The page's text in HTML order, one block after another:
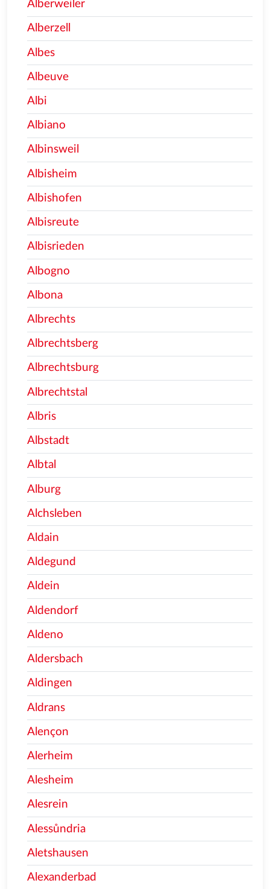
Alberweiler
Alberzell
Albes
Albeuve
Albi
Albiano
Albinsweil
Albisheim
Albishofen
Albisreute
Albisrieden
Albogno
Albona
Albrechts
Albrechtsberg
Albrechtsburg
Albrechtstal
Albris
Albstadt
Albtal
Alburg
Alchsleben
Aldain
Aldegund
Aldein
Aldendorf
Aldeno
Aldersbach
Aldingen
Aldrans
Alençon
Alerheim
Alesheim
Alesrein
Alessůndria
Aletshausen
Alexanderbad